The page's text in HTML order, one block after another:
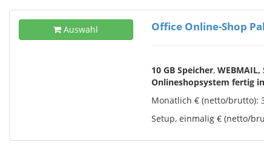
Auswahl Office Online-Shop
10 GB Speicher, WEBMAIL,
Onlineshopsystem fertig
Monatlich € (netto/brutto):
Setup, einmalig € (netto/